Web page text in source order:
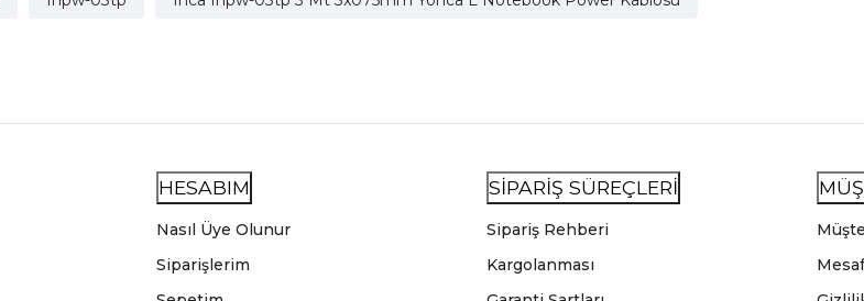
HESABIM
Nasıl Üye Olunur
Siparişlerim
SİPARİŞ SÜREÇLERİ
Sipariş Rehberi
Kargolanması